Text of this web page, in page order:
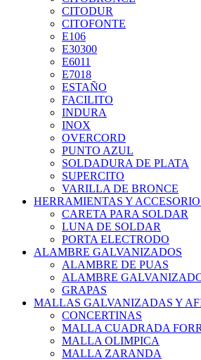
CITODUR
CITOFONTE
E106
E30300
E6011
E7018
ESTAÑO
FACILITO
INDURA
INOX
OVERCORD
PUNTO AZUL
SOLDADURA DE PLATA
SUPERCITO
VARILLA DE BRONCE
HERRAMIENTAS Y
CARETA PARA SOLDAR
LUNA DE SOLDAR
PORTA ELECTRODO
ALAMBRE GALVANIZADOS
ALAMBRE DE PUAS
ALAMBRE
GRAPAS
MALLAS GALVANIZADAS Y
CONCERTINAS
MALLA CUADRADA
MALLA OLIMPICA
MALLA ZARANDA